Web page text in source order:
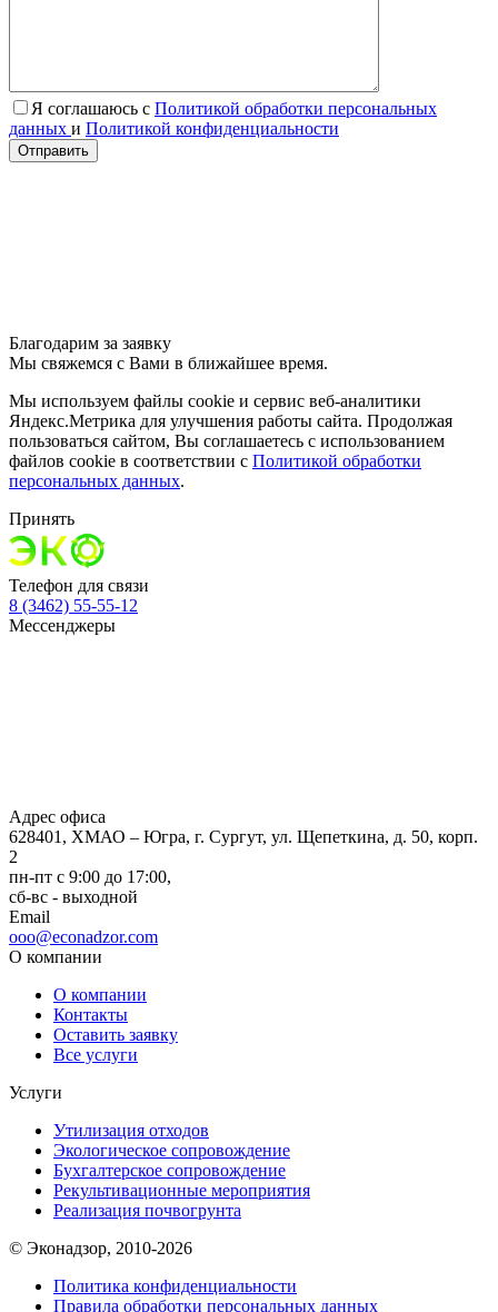
Я соглашаюсь с Политикой обработки персональных
данных и Политикой конфиденциальности
Отправить
Благодарим за заявку
Мы свяжемся с Вами в ближайшее время.
Мы используем файлы cookie и сервис веб-аналитики
Яндекс.Метрика для улучшения работы сайта. Продолжая
пользоваться сайтом, Вы соглашаетесь с использованием
файлов cookie в соответствии с Политикой обработки
персональных данных.
Принять
Телефон для связи
8 (3462) 55-55-12
Мессенджеры
Адрес офиса
628401, ХМАО – Югра, г. Сургут, ул. Щепеткина, д. 50, корп.
2
пн-пт с 9:00 до 17:00,
сб-вс - выходной
Email
ooo@econadzor.com
О компании
О компании
Контакты
Оставить заявку
Все услуги
Услуги
Утилизация отходов
Экологическое сопровождение
Бухгалтерское сопровождение
Рекультивационные мероприятия
Реализация почвогрунта
© Эконадзор, 2010-2026
Политика конфиденциальности
Правила обработки персональных данных